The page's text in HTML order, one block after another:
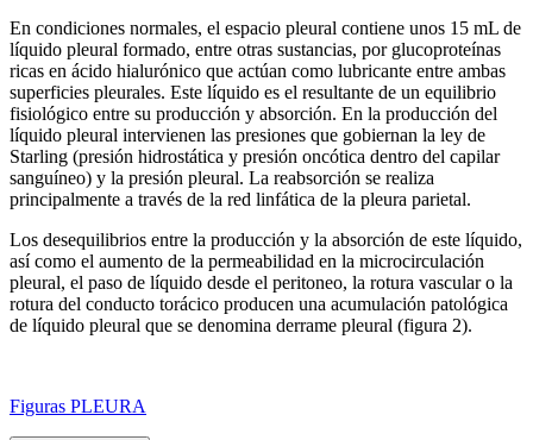
En condiciones normales, el espacio pleural contiene unos 15 mL de
líquido pleural formado, entre otras sustancias, por glucoproteínas
ricas en ácido hialurónico que actúan como lubricante entre ambas
superficies pleurales. Este líquido es el resultante de un equilibrio
fisiológico entre su producción y absorción. En la producción del
líquido pleural intervienen las presiones que gobiernan la ley de
Starling (presión hidrostática y presión oncótica dentro del capilar
sanguíneo) y la presión pleural. La reabsorción se realiza
principalmente a través de la red linfática de la pleura parietal.
Los desequilibrios entre la producción y la absorción de este líquido,
así como el aumento de la permeabilidad en la microcirculación
pleural, el paso de líquido desde el peritoneo, la rotura vascular o la
rotura del conducto torácico producen una acumulación patológica
de líquido pleural que se denomina derrame pleural (figura 2).
Figuras PLEURA